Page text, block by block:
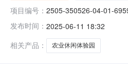
项目编号： 2505-350526-04-01-
发布时间： 2025-06-11 18:32
相关产品：
农业休闲体验园